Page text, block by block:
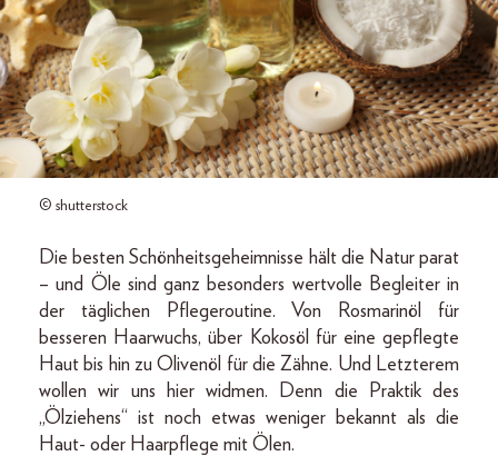
© shutterstock
Die besten Schönheitsgeheimnisse hält die Natur parat
– und Öle sind ganz besonders wertvolle Begleiter in
der täglichen Pflegeroutine. Von Rosmarinöl für
besseren Haarwuchs, über Kokosöl für eine gepflegte
Haut bis hin zu Olivenöl für die Zähne. Und Letzterem
wollen wir uns hier widmen. Denn die Praktik des
„Ölziehens“ ist noch etwas weniger bekannt als die
Haut- oder Haarpflege mit Ölen.